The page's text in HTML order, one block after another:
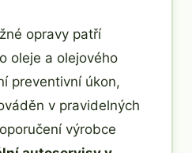
opravy patří
oleje a olejového
preventivní úkon,
v pravidelných
výrobce